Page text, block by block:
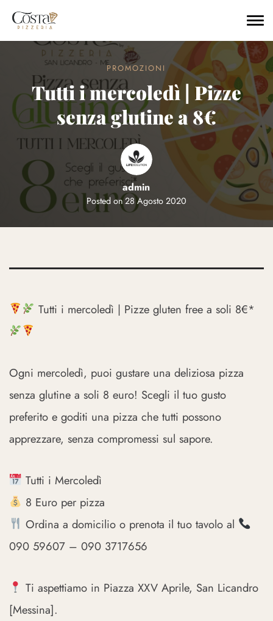
PROMOZIONI
Tutti i mercoledì | Pizze
senza glutine a 8€
Posted on 28 Agosto 2020
admin
Tutti i mercoledì | Pizze gluten free a soli 8€*
Ogni mercoledì, puoi gustare una deliziosa pizza
senza glutine a soli 8 euro! Scegli il tuo gusto
preferito e goditi una pizza che tutti possono
apprezzare, senza compromessi sul sapore.
Tutti i Mercoledì
8 Euro per pizza
Ordina a domicilio o prenota il tuo tavolo al
090 59607 – 090 3717656
Ti aspettiamo in Piazza XXV Aprile, San Licandro
[Messina].